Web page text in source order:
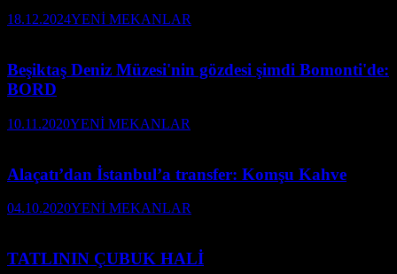
18.12.2024YENİ MEKANLAR
Beşiktaş Deniz Müzesi'nin gözdesi şimdi Bomonti'de:
BORD
10.11.2020YENİ MEKANLAR
Alaçatı’dan İstanbul’a transfer: Komşu Kahve
04.10.2020YENİ MEKANLAR
TATLININ ÇUBUK HALİ